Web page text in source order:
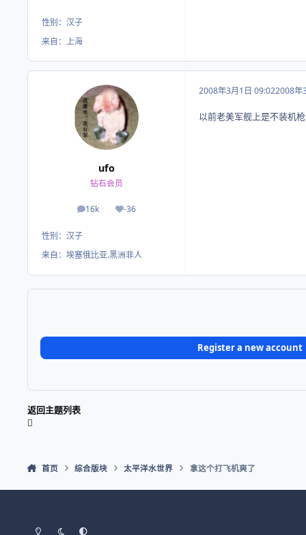
性别： 汉子
来自： 上海
ufo
钻石会员
16k
帖子 -36
荣誉积分
性别： 汉子
来自： 埃塞俄比亚.黑洲非人
2008年3月1日 09:022008年
以前老美军舰上是不装机
Register a new account
返回主题列表
首页 综合版块 太平洋水世界 拿这个打飞机爽了
Light ModeDark ModeSystem Preference